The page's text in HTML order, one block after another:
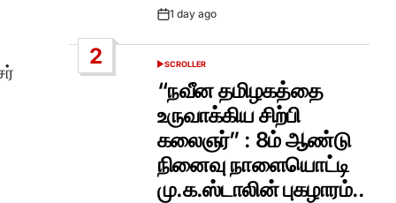
Post1 day ago
2
POSTED
SCROLLER
“நவீன தமிழகத்தை
உருவாக்கிய சிற்பி
கலைஞர்” : 8ம் ஆண்டு
நினைவு நாளையொட்டி
மு.க.ஸ்டாலின் புகழாரம்..